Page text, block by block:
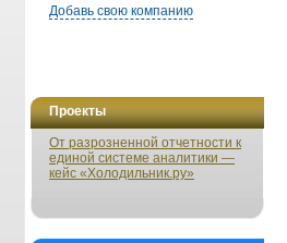
Добавь свою компанию
Проекты
От разрозненной отчетности к
единой системе аналитики —
кейс «Холодильник.ру»